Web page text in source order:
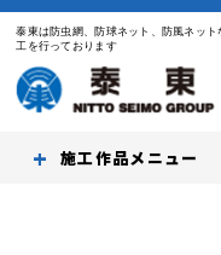
泰東は防虫網、防球ネット、防風ネッ
工を行っております
施工作品